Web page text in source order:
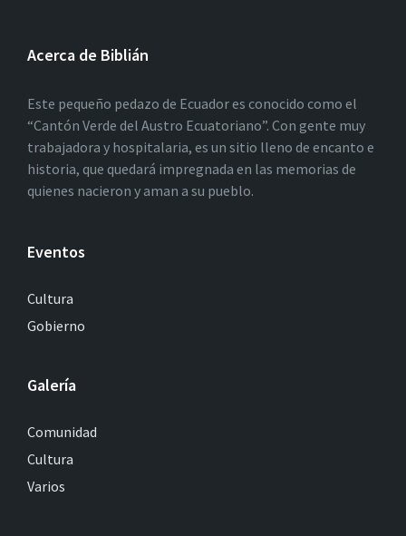
Acerca de Biblián
Este pequeño pedazo de Ecuador es conocido como el
“Cantón Verde del Austro Ecuatoriano”. Con gente muy
trabajadora y hospitalaria, es un sitio lleno de encanto e
historia, que quedará impregnada en las memorias de
quienes nacieron y aman a su pueblo.
Eventos
Cultura
Gobierno
Galería
Comunidad
Cultura
Varios